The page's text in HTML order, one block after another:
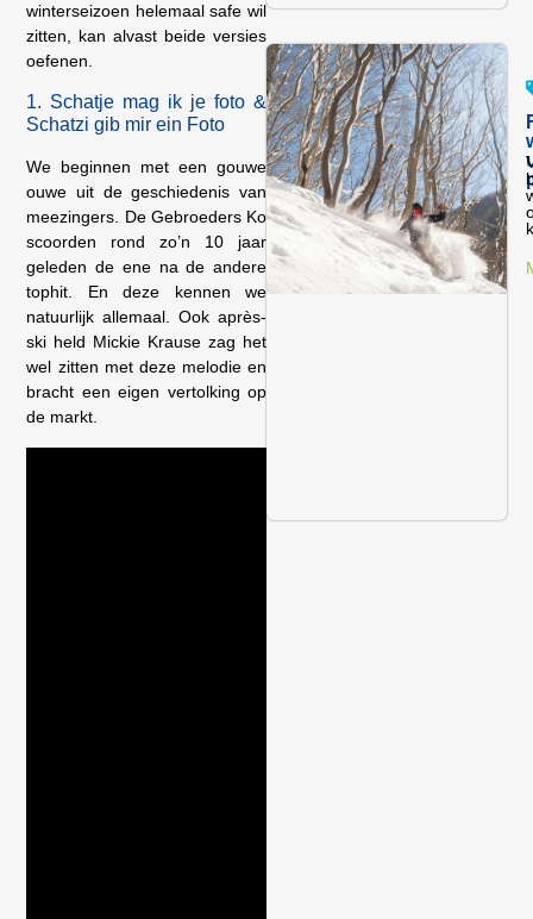
winterseizoen helemaal safe wil
zitten, kan alvast beide versies
oefenen.
1. Schatje mag ik je foto &
Schatzi gib mir ein Foto
We beginnen met een gouwe
ouwe uit de geschiedenis van
meezingers. De Gebroeders Ko
scoorden rond zo’n 10 jaar
geleden de ene na de andere
tophit. En deze kennen we
natuurlijk allemaal. Ook après-
ski held Mickie Krause zag het
wel zitten met deze melodie en
bracht een eigen vertolking op
de markt.